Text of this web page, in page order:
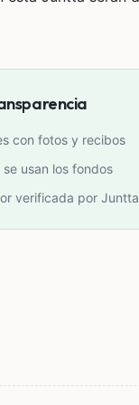
o compartir esta
con fotos y recibos
usan los fondos
verificada por Juntta